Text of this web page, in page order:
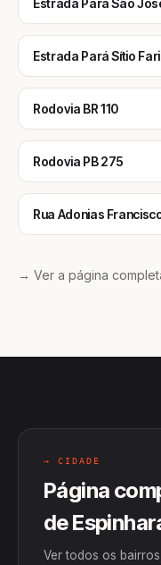
Estrada Pará São
Estrada Pará Sítio
Rodovia BR 110
Rodovia PB 275
Rua Adonias
→ Ver a página
→ CIDADE
Página
de
Ver todos os